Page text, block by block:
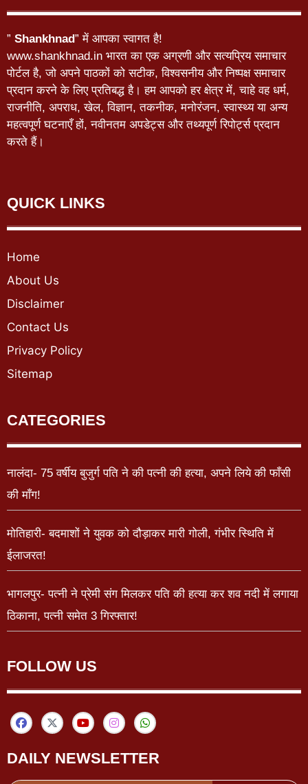
” Shankhnad” में आपका स्वागत है!
www.shankhnad.in भारत का एक अग्रणी और सत्यप्रिय समाचार
पोर्टल है, जो अपने पाठकों को सटीक, विश्वसनीय और निष्पक्ष समाचार
प्रदान करने के लिए प्रतिबद्ध है। हम आपको हर क्षेत्र में, चाहे वह धर्म,
राजनीति, अपराध, खेल, विज्ञान, तकनीक, मनोरंजन, स्वास्थ्य या अन्य
महत्वपूर्ण घटनाएँ हों, नवीनतम अपडेट्स और तथ्यपूर्ण रिपोर्ट्स प्रदान
करते हैं।
QUICK LINKS
Home
About Us
Disclaimer
Contact Us
Privacy Policy
Sitemap
CATEGORIES
नालंदा- 75 वर्षीय बुजुर्ग पति ने की पत्नी की हत्या, अपने लिये की फाँसी
की माँग!
मोतिहारी- बदमाशों ने युवक को दौड़ाकर मारी गोली, गंभीर स्थिति में
ईलाजरत!
भागलपुर- पत्नी ने प्रेमी संग मिलकर पति की हत्या कर शव नदी में लगाया
ठिकाना, पत्नी समेत 3 गिरफ्तार!
FOLLOW US
DAILY NEWSLETTER